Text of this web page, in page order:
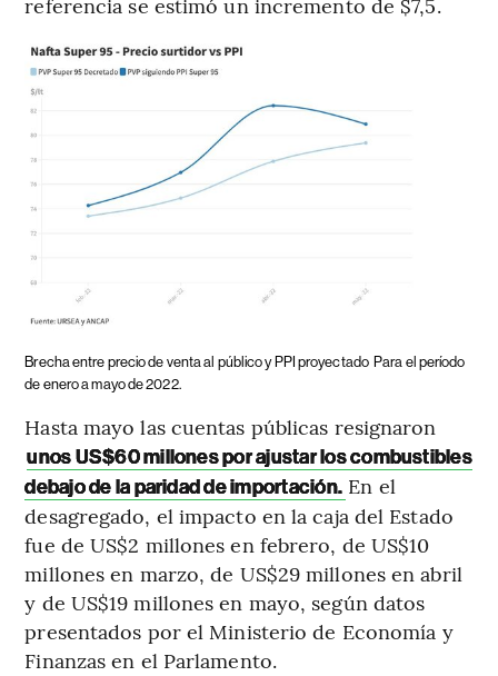
Brecha entre precio de venta al público y PPI proyectado Para el período
de enero a mayo de 2022.
Hasta mayo las cuentas públicas resignaron
unos US$60 millones por ajustar los combustibles
debajo de la paridad de importación. En el
desagregado, el impacto en la caja del Estado
fue de US$2 millones en febrero, de US$10
millones en marzo, de US$29 millones en abril
y de US$19 millones en mayo, según datos
presentados por el Ministerio de Economía y
Finanzas en el Parlamento.